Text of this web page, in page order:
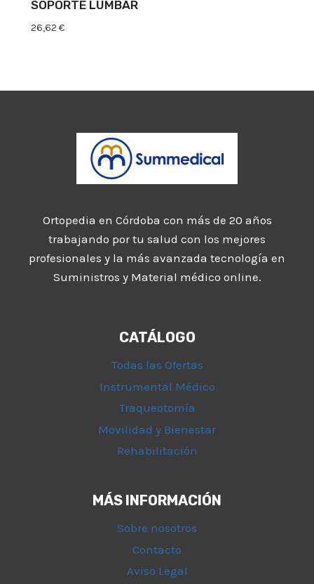
SOPORTE LUMBAR
26,62 €
Ortopedia en Córdoba con más de 20 años
trabajando por tu salud con los mejores
profesionales y la más avanzada tecnología en
Suministros y Material médico online.
CATÁLOGO
Todas las Ofertas
Instrumental Médico
Traqueotomía
Movilidad y Bienestar
Rehabilitación
MÁS INFORMACIÓN
Sobre nosotros
Contacto
Aviso Legal